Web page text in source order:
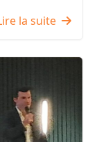
la suite